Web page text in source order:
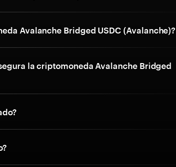
Avalanche Bridged USDC (Avalanche)?
la criptomoneda Avalanche Bridged